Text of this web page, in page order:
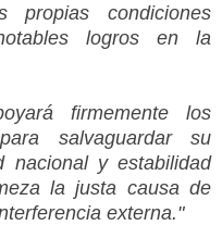
propias condiciones
logros en la
firmemente los
salvaguardar su
nacional y estabilidad
la justa causa de
externa."